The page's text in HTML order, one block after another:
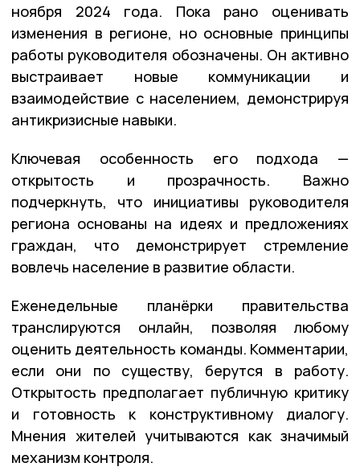
ноября 2024 года. Пока рано оценивать
изменения в регионе, но основные принципы
работы руководителя обозначены. Он активно
выстраивает новые коммуникации и
взаимодействие с населением, демонстрируя
антикризисные навыки.
Ключевая особенность его подхода —
открытость и прозрачность. Важно
подчеркнуть, что инициативы руководителя
региона основаны на идеях и предложениях
граждан, что демонстрирует стремление
вовлечь население в развитие области.
Еженедельные планёрки правительства
транслируются онлайн, позволяя любому
оценить деятельность команды. Комментарии,
если они по существу, берутся в работу.
Открытость предполагает публичную критику
и готовность к конструктивному диалогу.
Мнения жителей учитываются как значимый
механизм контроля.